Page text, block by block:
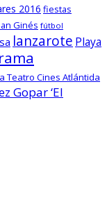
2016 fiestas
Ginés fútbol
lanzarote Playa
Teatro Cines Atlántida
Gopar ‘El